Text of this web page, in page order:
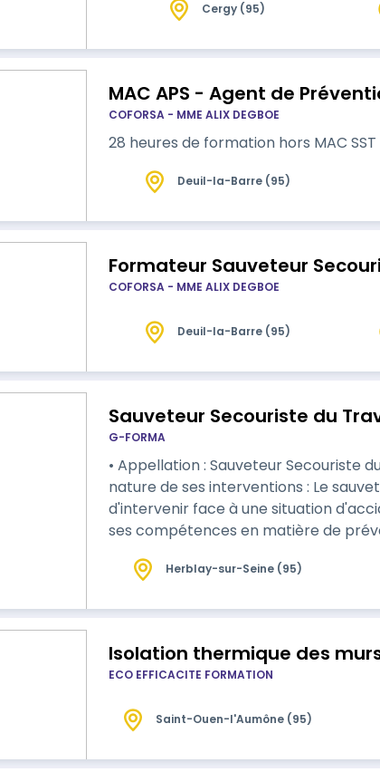
le processus de la VAE afin de les aider à la réussir.
Cergy (95)
MAC APS - Agent de
COFORSA - MME ALIX DEGBOE
28 heures de formation hors MAC
Deuil-la-Barre (95)
Formateur Sauveteur
COFORSA - MME ALIX DEGBOE
Deuil-la-Barre (95)
Sauveteur Secouriste du
G-FORMA
• Appellation : Sauveteur Secouriste
nature de ses interventions : Le
d'intervenir face à une situation
ses compétences en matière de
procédures spécifiques fixées. •
Herblay-sur-Seine (95)
Isolation thermique des
ECO EFFICACITE FORMATION
Saint-Ouen-l'Aumône (95)